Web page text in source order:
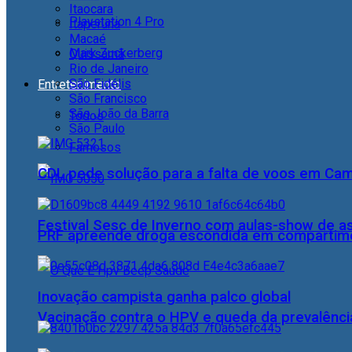
Playstation 4 Pro
Mark Zuckerberg
Entretenimento
Todos
Famosos
Festival Sesc de Inverno com aulas-show de
Vacinação contra o HPV e queda da
Itaocara
Itaperuna
Macaé
Quissamã
Rio de Janeiro
São Fidélis
São Francisco
São João da Barra
São Paulo
CDL pede solução para a falta de voos em
PRF apreende droga escondida em
Inovação campista ganha palco global